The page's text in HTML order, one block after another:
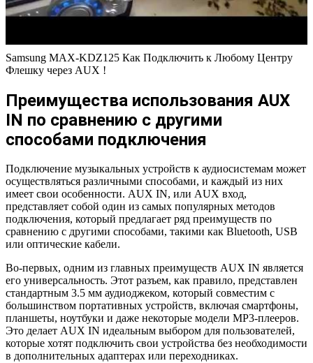
Samsung MAX-KDZ125 Как Подключить к Любому Центру
Флешку через AUX !
Преимущества использования AUX
IN по сравнению с другими
способами подключения
Подключение музыкальных устройств к аудиосистемам может
осуществляться различными способами, и каждый из них
имеет свои особенности. AUX IN, или AUX вход,
представляет собой один из самых популярных методов
подключения, который предлагает ряд преимуществ по
сравнению с другими способами, такими как Bluetooth, USB
или оптические кабели.
Во-первых, одним из главных преимуществ AUX IN является
его универсальность. Этот разъем, как правило, представлен
стандартным 3.5 мм аудиоджеком, который совместим с
большинством портативных устройств, включая смартфоны,
планшеты, ноутбуки и даже некоторые модели MP3-плееров.
Это делает AUX IN идеальным выбором для пользователей,
которые хотят подключить свои устройства без необходимости
в дополнительных адаптерах или переходниках.